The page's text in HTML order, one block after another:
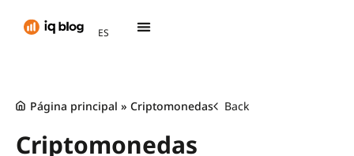
ES
TH
Página principal » Criptomonedas Back
Criptomonedas